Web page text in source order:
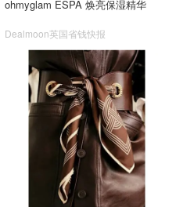
ohmyglam ESPA 焕亮保湿精华
Dealmoon英国省钱快报